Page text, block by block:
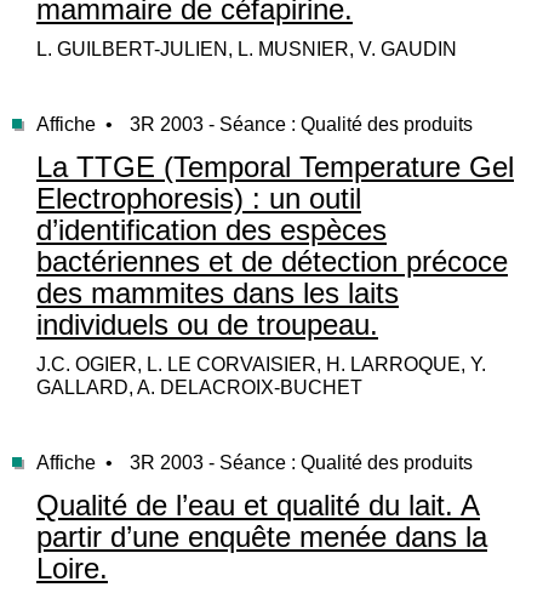
mammaire de céfapirine.
L. GUILBERT-JULIEN, L. MUSNIER, V. GAUDIN
Affiche • 3R 2003 - Séance : Qualité des produits
La TTGE (Temporal Temperature Gel
Electrophoresis) : un outil
d’identification des espèces
bactériennes et de détection précoce
des mammites dans les laits
individuels ou de troupeau.
J.C. OGIER, L. LE CORVAISIER, H. LARROQUE, Y.
GALLARD, A. DELACROIX-BUCHET
Affiche • 3R 2003 - Séance : Qualité des produits
Qualité de l’eau et qualité du lait. A
partir d’une enquête menée dans la
Loire.